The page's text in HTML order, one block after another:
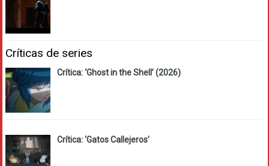
Críticas de series
Crítica: ‘Ghost in the Shell’ (2026)
Crítica: ‘Gatos Callejeros’